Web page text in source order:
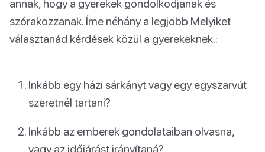
annak, hogy a gyerekek gondolkodjanak és
szórakozzanak. Íme néhány a legjobb Melyiket
választanád kérdések közül a gyerekeknek.:
Inkább egy házi sárkányt vagy egy egyszarvút
szeretnél tartani?
Inkább az emberek gondolataiban olvasna,
vagy az időjárást irányítaná?